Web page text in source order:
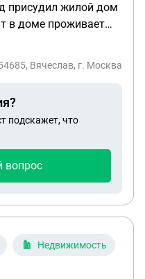
присудил жилой дом
в доме проживает
Следующий суд
решение
сроки
выселения и
участок и в дом и
Вячеслав, г. Москва
подскажет, что
вопрос
Недвижимость